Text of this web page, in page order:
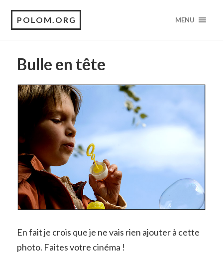
POLOM.ORG MENU
Bulle en tête
En fait je crois que je ne vais rien ajouter à cette
photo. Faites votre cinéma !